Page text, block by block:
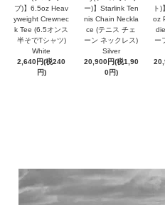
ブ)】6.5oz Heav
yweight Crewnec
k Tee (6.5オンス
半そでTシャツ)
White
2,640円(税240
円)
ー)】Starlink Ten
nis Chain Neckla
ce (テニス チェ
ーン ネックレス)
Silver
20,900円(税1,90
0円)
ト
oz
ー